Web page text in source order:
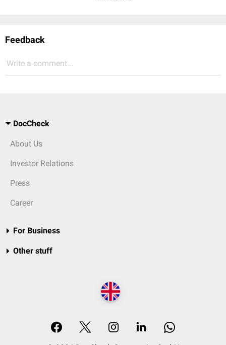
Feedback
Write a comment...
DocCheck
About Us
Investor Relations
Press
Career
For Business
Other stuff